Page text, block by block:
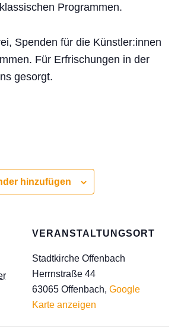
Programmen.
Spenden für die Künstler:innen
Für Erfrischungen in der
gesorgt.
hinzufügen
VERANSTALTUNGSORT
Stadtkirche Offenbach
Herrnstraße 44
63065 Offenbach, Google
Karte anzeigen